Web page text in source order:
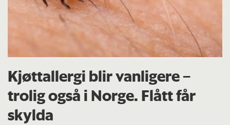
Kjøttallergi blir vanligere –
trolig også i Norge. Flått får
skylda